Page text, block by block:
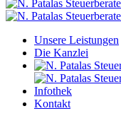
Unsere Leistungen
Die Kanzlei
Infothek
Kontakt